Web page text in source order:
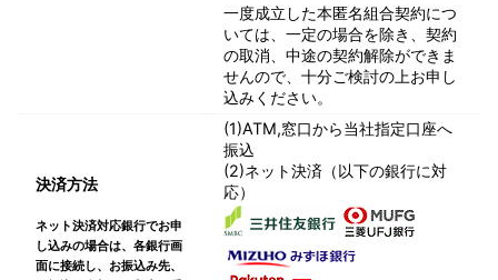
一度成立した本匿名組合契約につ
いては、一定の場合を除き、契約
の取消、中途の契約解除ができま
せんので、十分ご検討の上お申し
込みください。
決済方法
ネット決済対応銀行でお申
し込みの場合は、各銀行画
面に接続し、お振込み先、
(1)ATM,窓口から当社指定口座へ
振込
(2)ネット決済（以下の銀行に対
応）